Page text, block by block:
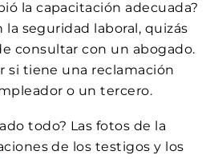
la capacitación adecuada?
la seguridad laboral, quizás
consultar con un abogado.
si tiene una reclamación
o un tercero.
todo? Las fotos de la
de los testigos y los